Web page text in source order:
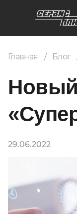
Главная Блог
29.06.2022